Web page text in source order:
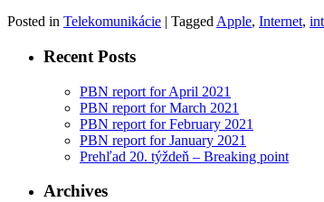
Posted in Telekomunikácie | Tagged Apple, Internet,
Recent Posts
PBN report for April 2021
PBN report for March 2021
PBN report for February 2021
PBN report for January 2021
Prehľad 20. týždeň – Breaking point
Archives